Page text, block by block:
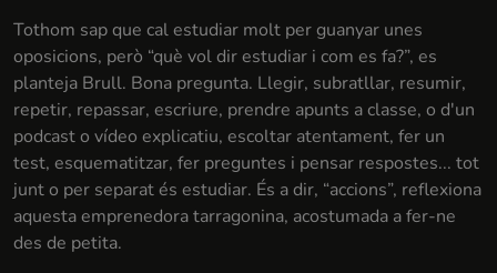
Tothom sap que cal estudiar molt per guanyar unes
oposicions, però “què vol dir estudiar i com es fa?”, es
planteja Brull. Bona pregunta. Llegir, subratllar, resumir,
repetir, repassar, escriure, prendre apunts a classe, o d'un
podcast o vídeo explicatiu, escoltar atentament, fer un
test, esquematitzar, fer preguntes i pensar respostes... tot
junt o per separat és estudiar. És a dir, “accions”, reflexiona
aquesta emprenedora tarragonina, acostumada a fer-ne
des de petita.